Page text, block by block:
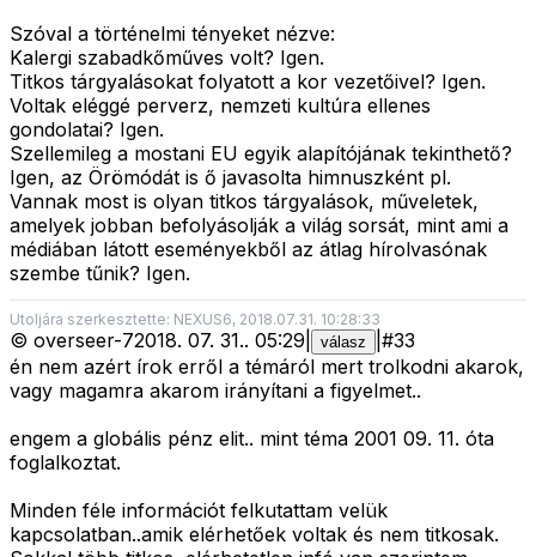
Szóval a történelmi tényeket nézve:
Kalergi szabadkőműves volt? Igen.
Titkos tárgyalásokat folyatott a kor vezetőivel? Igen.
Voltak eléggé perverz, nemzeti kultúra ellenes
gondolatai? Igen.
Szellemileg a mostani EU egyik alapítójának tekinthető?
Igen, az Örömódát is ő javasolta himnuszként pl.
Vannak most is olyan titkos tárgyalások, műveletek,
amelyek jobban befolyásolják a világ sorsát, mint ami a
médiában látott eseményekből az átlag hírolvasónak
szembe tűnik? Igen.
Utoljára szerkesztette: NEXUS6, 2018.07.31. 10:28:33
© overseer-72018. 07. 31.. 05:29 válasz #33
én nem azért írok erről a témáról mert trolkodni akarok,
vagy magamra akarom irányítani a figyelmet..
engem a globális pénz elit.. mint téma 2001 09. 11. óta
foglalkoztat.
Minden féle információt felkutattam velük
kapcsolatban..amik elérhetőek voltak és nem titkosak.